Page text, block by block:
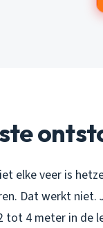
elke veer is
Dat werkt niet.
tot 4 meter in de